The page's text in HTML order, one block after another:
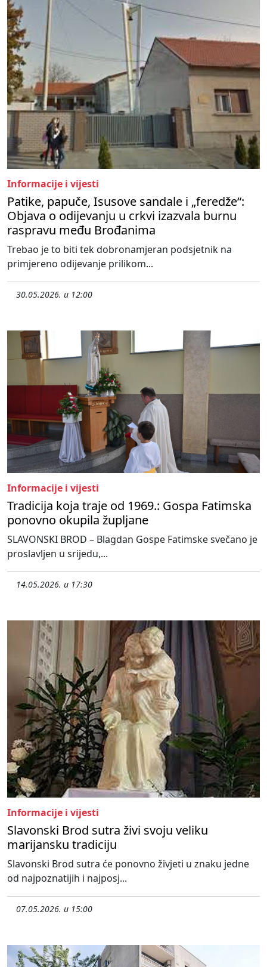
Informacije i vijesti
Patike, papuče, Isusove sandale i „feredže“:
Objava o odijevanju u crkvi izazvala burnu
raspravu među Brođanima
Trebao je to biti tek dobronamjeran podsjetnik na
primjereno odijevanje prilikom...
30.05.2026. u 12:00
Informacije i vijesti
Tradicija koja traje od 1969.: Gospa Fatimska
ponovno okupila župljane
SLAVONSKI BROD – Blagdan Gospe Fatimske svečano je
proslavljen u srijedu,...
14.05.2026. u 17:30
Informacije i vijesti
Slavonski Brod sutra živi svoju veliku
marijansku tradiciju
Slavonski Brod sutra će ponovno živjeti u znaku jedne
od najpoznatijih i najposj...
07.05.2026. u 15:00